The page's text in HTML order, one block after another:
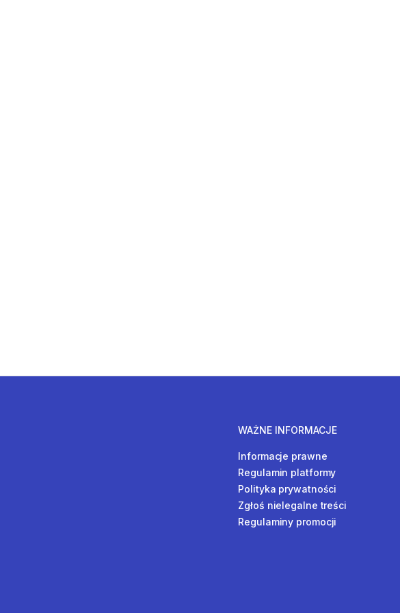
WAŻNE INFORMACJE
Informacje prawne
Regulamin platformy
Polityka prywatności
Zgłoś nielegalne treści
Regulaminy promocji